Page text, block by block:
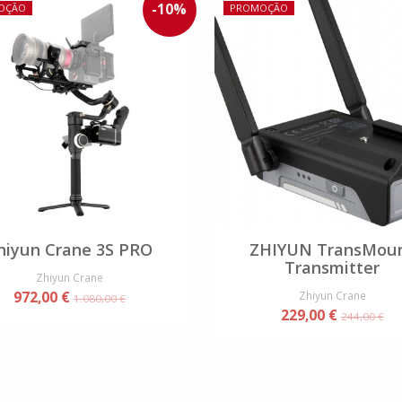
-10%
Crane 3S PRO
Zhiyun Crane
972,00 €1.080,00 €
PROMOÇÃO
ZHIYUN
Transmitter
Zhiyun Crane
229,00 €244,00 €